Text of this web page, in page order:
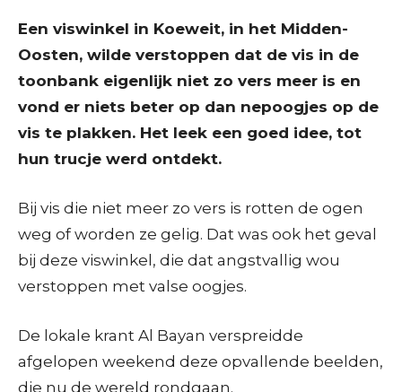
Een viswinkel in Koeweit, in het Midden-
Oosten, wilde verstoppen dat de vis in de
toonbank eigenlijk niet zo vers meer is en
vond er niets beter op dan nepoogjes op de
vis te plakken. Het leek een goed idee, tot
hun trucje werd ontdekt.
Bij vis die niet meer zo vers is rotten de ogen
weg of worden ze gelig. Dat was ook het geval
bij deze viswinkel, die dat angstvallig wou
verstoppen met valse oogjes.
De lokale krant Al Bayan verspreidde
afgelopen weekend deze opvallende beelden,
die nu de wereld rondgaan.